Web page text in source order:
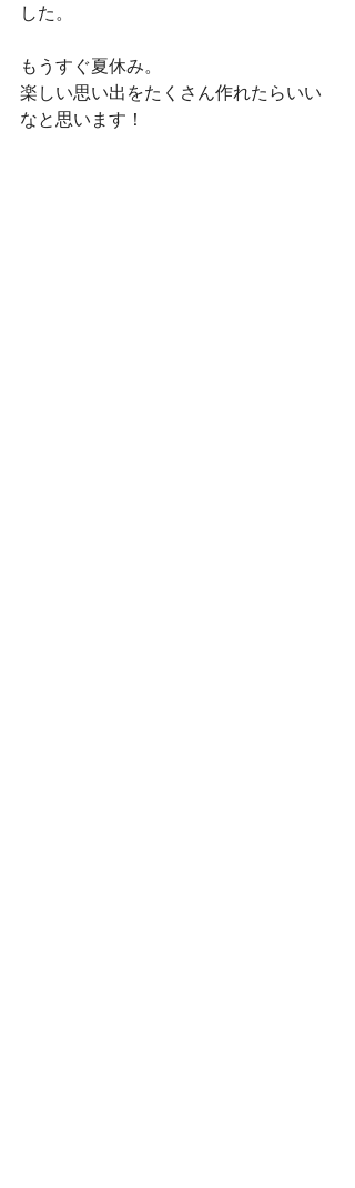
した。
もうすぐ夏休み。
楽しい思い出をたくさん作れたらいい
なと思います！